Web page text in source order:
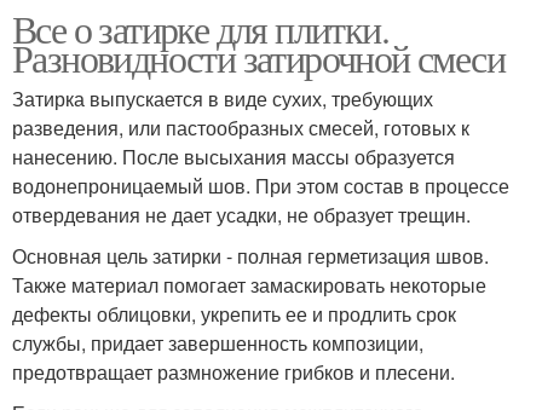
Все о затирке для плитки.
Разновидности затирочной смеси
Затирка выпускается в виде сухих, требующих
разведения, или пастообразных смесей, готовых к
нанесению. После высыхания массы образуется
водонепроницаемый шов. При этом состав в процессе
отвердевания не дает усадки, не образует трещин.
Основная цель затирки - полная герметизация швов.
Также материал помогает замаскировать некоторые
дефекты облицовки, укрепить ее и продлить срок
службы, придает завершенность композиции,
предотвращает размножение грибков и плесени.